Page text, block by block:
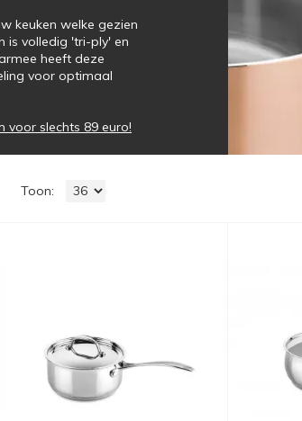
keuken welke gezien
is volledig 'tri-ply' en
heeft deze
voor optimaal
voor slechts 89 euro!
Toon